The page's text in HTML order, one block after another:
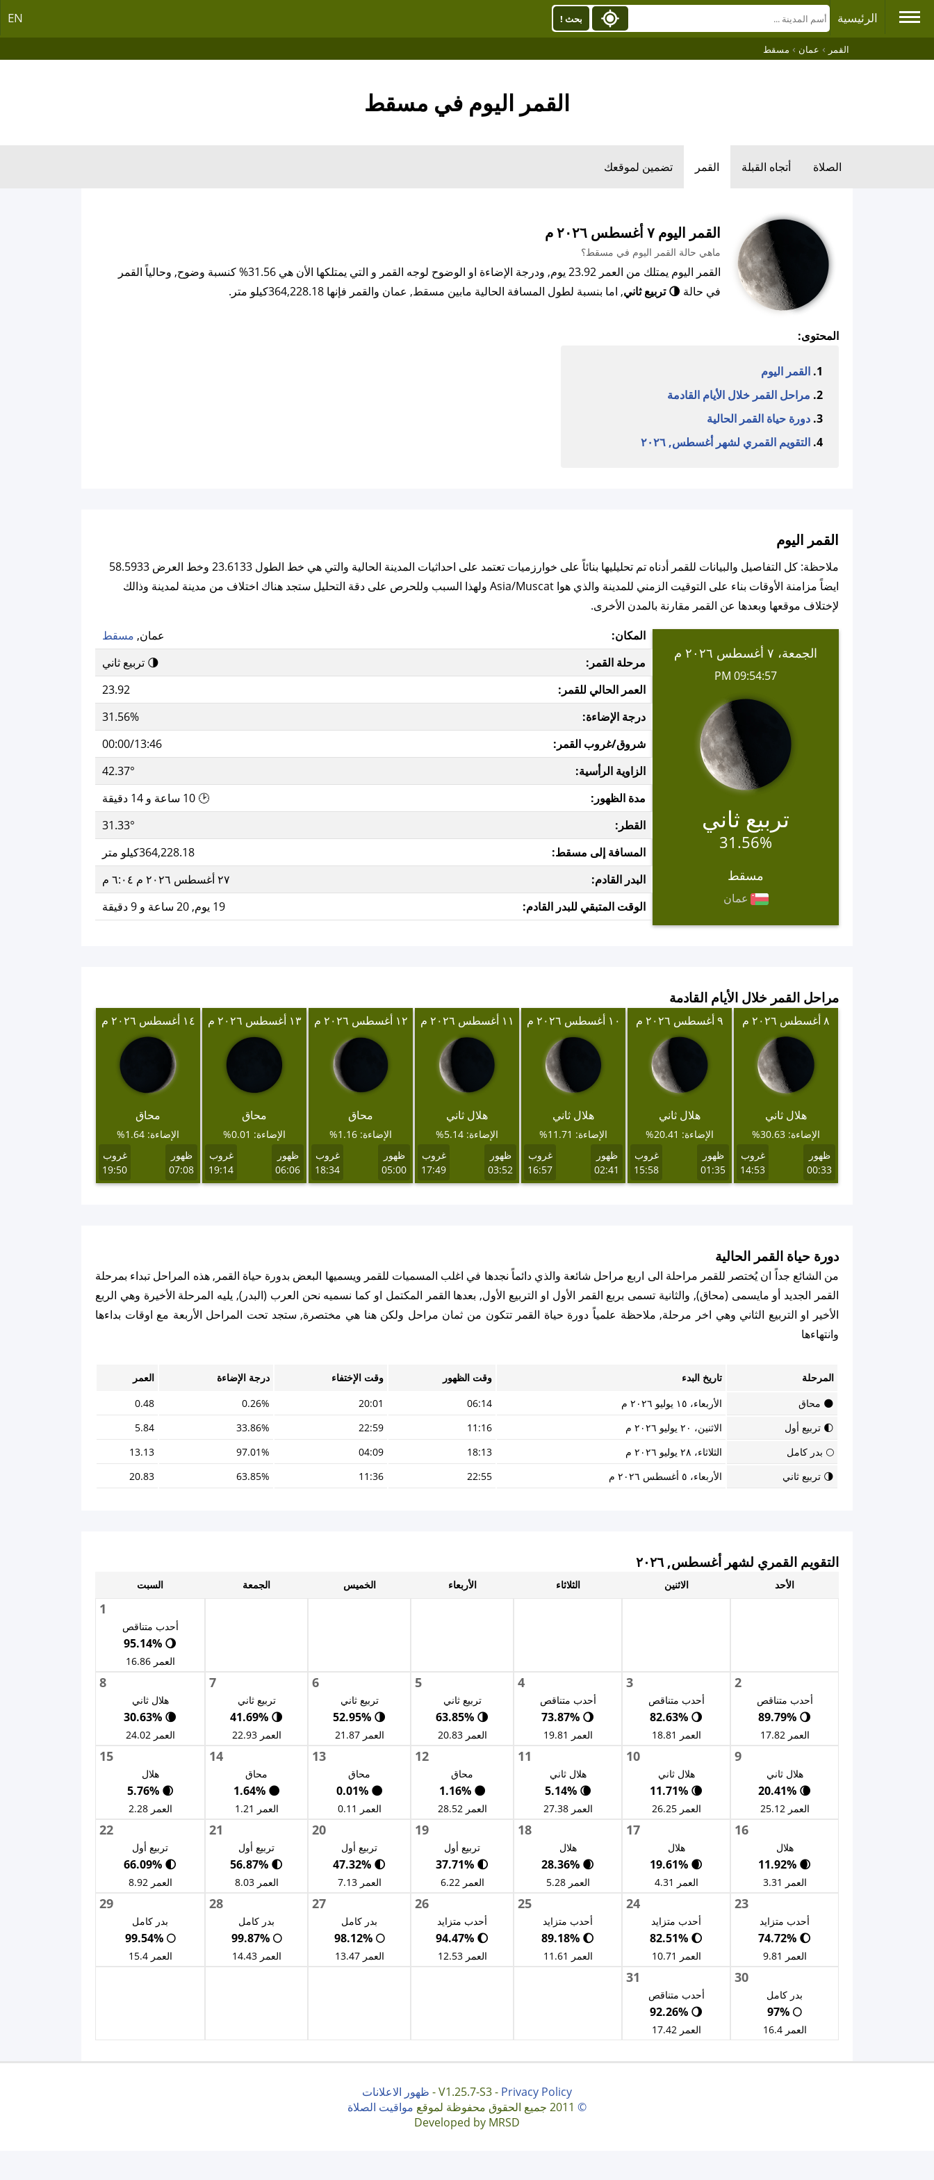
الرئيسية EN بحث !
القمر › عمان › مسقط
القمر اليوم في مسقط
الصلاة أتجاه القبلة القمر تضمين لموقعك
القمر اليوم ٧ أغسطس ٢٠٢٦ م
ماهي حالة القمر اليوم في مسقط؟
القمر اليوم يمتلك من العمر 23.92 يوم, ودرجة الإضاءة او الوضوح لوجه القمر و التي يمتلكها الأن هي 31.56% كنسبة وضوح, وحالياً القمر
في حالة 🌗 تربيع ثاني, اما بنسبة لطول المسافة الحالية مابين مسقط, عمان والقمر فإنها 364,228.18كيلو متر.
المحتوى:
القمر اليوم
مراحل القمر خلال الأيام القادمة
دورة حياة القمر الحالية
التقويم القمري لشهر أغسطس, ٢٠٢٦
القمر اليوم
ملاحظة: كل التفاصيل والبيانات للقمر أدناه تم تحليليها بنائاً على خوارزميات تعتمد على احداثيات المدينة الحالية والتي هي خط الطول 23.6133 وخط العرض 58.5933
ايضاً مزامنة الأوقات بناء على التوقيت الزمني للمدينة والذي هوا Asia/Muscat ولهذا السبب وللحرص على دقة التحليل ستجد هناك اختلاف من مدينة لمدينة وذالك
لإختلاف موقعها وبعدها عن القمر مقارنة بالمدن الأخرى.
الجمعة، ٧ أغسطس ٢٠٢٦ م
09:54:57 PM
تربيع ثاني
31.56%
مسقط
عمان
المكان: عمان, مسقط
مرحلة القمر:
🌗 تربيع ثاني
العمر الحالي للقمر:
23.92
درجة الإضاءة:
31.56%
شروق/غروب القمر:
00:00/13:46
الزاوية الرأسية:
42.37°
مدة الظهور:
🕑 10 ساعة و 14 دقيقة
القطر:
31.33°
المسافة إلى مسقط:
364,228.18كيلو متر
البدر القادم:
٢٧ أغسطس ٢٠٢٦ م ٦:٠٤ م
الوقت المتبقي للبدر القادم:
19 يوم, 20 ساعة و 9 دقيقة
مراحل القمر خلال الأيام القادمة
٨ أغسطس ٢٠٢٦ م
هلال ثاني
الإضاءة: 30.63%
ظهور
00:33
غروب
14:53
٩ أغسطس ٢٠٢٦ م
هلال ثاني
الإضاءة: 20.41%
ظهور
01:35
غروب
15:58
١٠ أغسطس ٢٠٢٦ م
هلال ثاني
الإضاءة: 11.71%
ظهور
02:41
غروب
16:57
١١ أغسطس ٢٠٢٦ م
هلال ثاني
الإضاءة: 5.14%
ظهور
03:52
غروب
17:49
١٢ أغسطس ٢٠٢٦ م
محاق
الإضاءة: 1.16%
ظهور
05:00
غروب
18:34
١٣ أغسطس ٢٠٢٦ م
محاق
الإضاءة: 0.01%
ظهور
06:06
غروب
19:14
١٤ أغسطس ٢٠٢٦ م
محاق
الإضاءة: 1.64%
ظهور
07:08
غروب
19:50
دورة حياة القمر الحالية
من الشائع جداً ان يُختصر للقمر مراحلة الى اربع مراحل شائعة والذي دائماً نجدها في اغلب المسميات للقمر ويسميها البعض بدورة حياة القمر, هذه المراحل تبداء بمرحلة
القمر الجديد أو مايسمى (محاق), والثانية تسمى بربع القمر الأول او التربيع الأول, بعدها القمر المكتمل او كما نسميه نحن العرب (البدر), يليه المرحلة الأخيرة وهي الربع
الأخير او التربيع الثاني وهي اخر مرحلة, ملاحظة علمياً دورة حياة القمر تتكون من ثمان مراحل ولكن هنا هي مختصرة, ستجد تحت المراحل الأربعة مع اوقات بداءها
وانتهاءها
المرحلة تاريخ البدء وقت الظهور وقت الإختفاء درجة الإضاءة
العمر
🌑 محاق
الأربعاء، ١٥ يوليو ٢٠٢٦ م 06:14
20:01
0.26%
0.48
🌓 تربيع أول
الاثنين، ٢٠ يوليو ٢٠٢٦ م 11:16
22:59
33.86%
5.84
🌕 بدر كامل
الثلاثاء، ٢٨ يوليو ٢٠٢٦ م 18:13
04:09
97.01%
13.13
🌗 تربيع ثاني
الأربعاء، ٥ أغسطس ٢٠٢٦ م 22:55
11:36
63.85%
20.83
التقويم القمري لشهر أغسطس, ٢٠٢٦
الأحد الاثنين الثلاثاء الأربعاء الخميس الجمعة السبت
1
أحدب متناقص
🌖 95.14%
العمر 16.86
2
أحدب متناقص
🌖 89.79%
العمر 17.82
3
أحدب متناقص
🌖 82.63%
العمر 18.81
4
أحدب متناقص
🌖 73.87%
العمر 19.81
5
تربيع ثاني
🌗 63.85%
العمر 20.83
6
تربيع ثاني
🌗 52.95%
العمر 21.87
7
تربيع ثاني
🌗 41.69%
العمر 22.93
8
هلال ثاني
🌘 30.63%
العمر 24.02
9
هلال ثاني
🌘 20.41%
العمر 25.12
10
هلال ثاني
🌘 11.71%
العمر 26.25
11
هلال ثاني
🌘 5.14%
العمر 27.38
12
محاق
🌑 1.16%
العمر 28.52
13
محاق
🌑 0.01%
العمر 0.11
14
محاق
🌑 1.64%
العمر 1.21
15
هلال
🌒 5.76%
العمر 2.28
16
هلال
🌒 11.92%
العمر 3.31
17
هلال
🌒 19.61%
العمر 4.31
18
هلال
🌒 28.36%
العمر 5.28
19
تربيع أول
🌓 37.71%
العمر 6.22
20
تربيع أول
🌓 47.32%
العمر 7.13
21
تربيع أول
🌓 56.87%
العمر 8.03
22
تربيع أول
🌓 66.09%
العمر 8.92
23
أحدب متزايد
🌔 74.72%
العمر 9.81
24
أحدب متزايد
🌔 82.51%
العمر 10.71
25
أحدب متزايد
🌔 89.18%
العمر 11.61
26
أحدب متزايد
🌔 94.47%
العمر 12.53
27
بدر كامل
🌕 98.12%
العمر 13.47
28
بدر كامل
🌕 99.87%
العمر 14.43
29
بدر كامل
🌕 99.54%
العمر 15.4
30
بدر كامل
🌕 97%
العمر 16.4
31
أحدب متناقص
🌖 92.26%
العمر 17.42
V1.25.7-S3 - Privacy Policy
- ظهور الاعلانات
©
مواقيت الصلاة
Developed by MRSD